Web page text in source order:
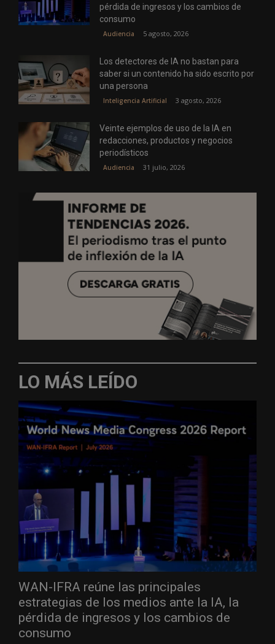
pérdida de ingresos y los cambios de
consumo
Audiencia 5 agosto, 2026
Los detectores de IA no bastan para
saber si un contenido ha sido escrito por
una persona
Inteligencia Artificial 3 agosto, 2026
Veinte ejemplos de uso de la IA en
redacciones, productos y negocios
periodísticos
Audiencia 31 julio, 2026
LO MÁS LEÍDO
WAN-IFRA reúne las principales
estrategias de los medios ante la IA, la
pérdida de ingresos y los cambios de
consumo